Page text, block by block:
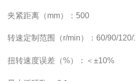
夹紧距离（mm）：500
转速定制范围（r/min）：60/90/
扭转速度误差（%）：＜±10%